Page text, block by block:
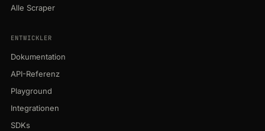
Alle Scraper
ENTWICKLER
Dokumentation
API-Referenz
Playground
Integrationen
SDKs